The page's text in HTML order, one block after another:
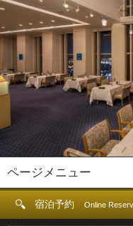
ページメニュー
宿泊予約Online